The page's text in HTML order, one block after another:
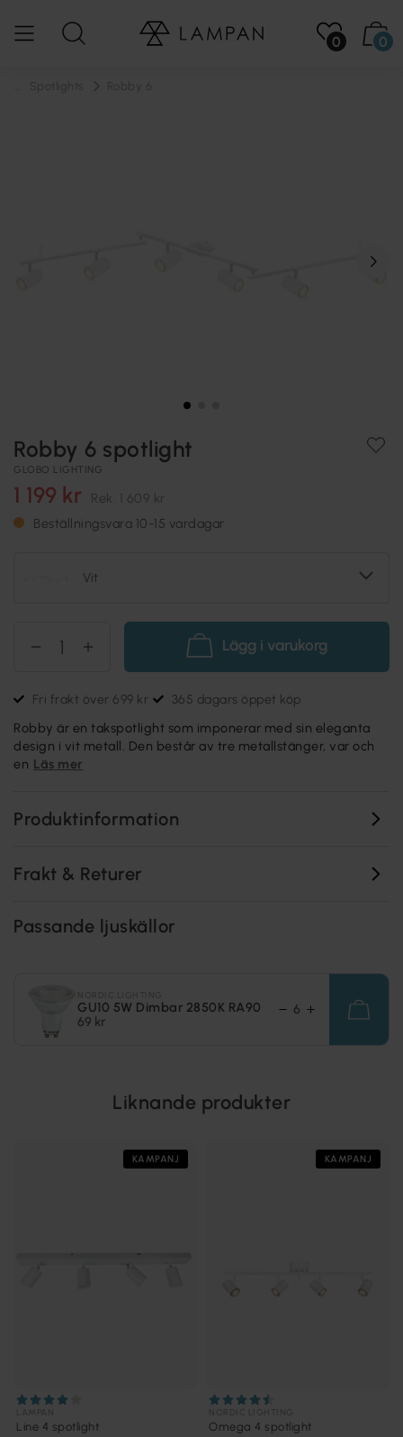
0 0
Robby 6 spotlight
GLOBO LIGHTING
1 199 kr Rek. 1 609 kr
Beställningsvara 10-15 vardagar
Vit
Lägg i varukorg
Fri frakt över 699 kr 365 dagars öppet köp
Robby är en takspotlight som imponerar med sin eleganta
design i vit metall. Den består av tre metallstänger, var och
en Läs mer
Produktinformation
Frakt & Returer
Passande ljuskällor
GU10 5W Dimbar 2850K RA90
69 kr
Liknande produkter
KAMPANJ
Line 4 spotlight
KAMPANJ
Omega 4 spotlight